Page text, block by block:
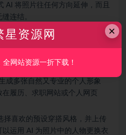
AI 将照片往任何方向延伸，而且
连结。
择想要调整的区块并输入文字叙
成多张自然又专业的个人形象
在履历、求职网站或个人网页
择喜欢的预设穿搭风格，并上传
以运用 AI 为照片中的人物更换衣
×
星资源网
网站资源一折下载！